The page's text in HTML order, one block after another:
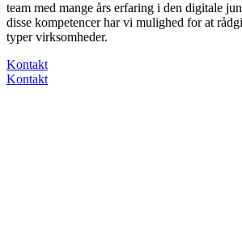
team med mange års erfaring i den digitale
disse kompetencer har vi mulighed for at
typer virksomheder.
Kontakt
Kontakt